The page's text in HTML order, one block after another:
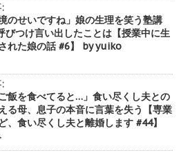
のせいですね」娘の生理を笑う塾講
びつけ言い出したことは【授業中に生
れた娘の話 #6】 by yuiko
ご飯を食べてると…」食い尽くし夫との
る母、息子の本音に言葉を失う【専業
、食い尽くし夫と離婚します #44】